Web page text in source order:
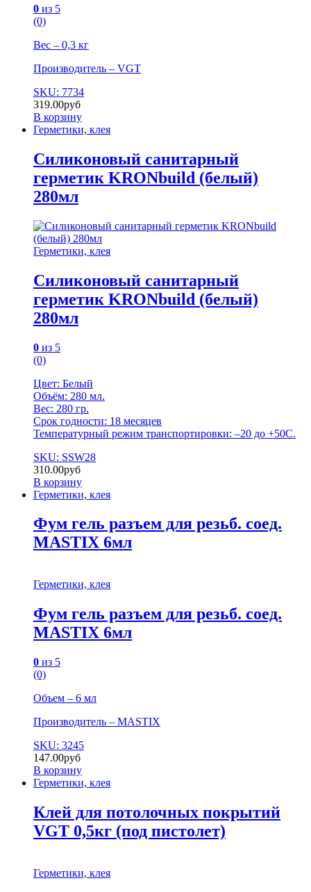
0 из 5
(0)
Вес – 0,3 кг
Производитель – VGT
SKU: 7734
319.00руб
В корзину
Герметики, клея
Силиконовый санитарный
герметик KRONbuild (белый)
280мл
Герметики, клея
Силиконовый санитарный
герметик KRONbuild (белый)
280мл
0 из 5
(0)
Цвет: Белый
Объём: 280 мл.
Вес: 280 гр.
Срок годности: 18 месяцев
Температурный режим транспортировки: –20 до +50С.
SKU: SSW28
310.00руб
В корзину
Герметики, клея
Фум гель разъем для резьб. соед.
MASTIX 6мл
Герметики, клея
Фум гель разъем для резьб. соед.
MASTIX 6мл
0 из 5
(0)
Объем – 6 мл
Производитель – MASTIX
SKU: 3245
147.00руб
В корзину
Герметики, клея
Клей для потолочных покрытий
VGT 0,5кг (под пистолет)
Герметики, клея